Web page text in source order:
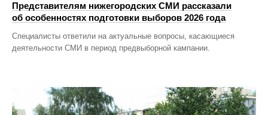
Представителям нижегородских СМИ рассказали
об особенностях подготовки выборов 2026 года
Специалисты ответили на актуальные вопросы, касающиеся
деятельности СМИ в период предвыборной кампании.